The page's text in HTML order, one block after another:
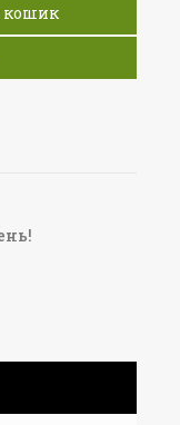
кошик